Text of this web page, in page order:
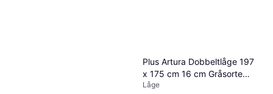
Plus Artura Dobbeltlåge 197
x 175 cm 16 cm Gråsorte
Stolper
Låge